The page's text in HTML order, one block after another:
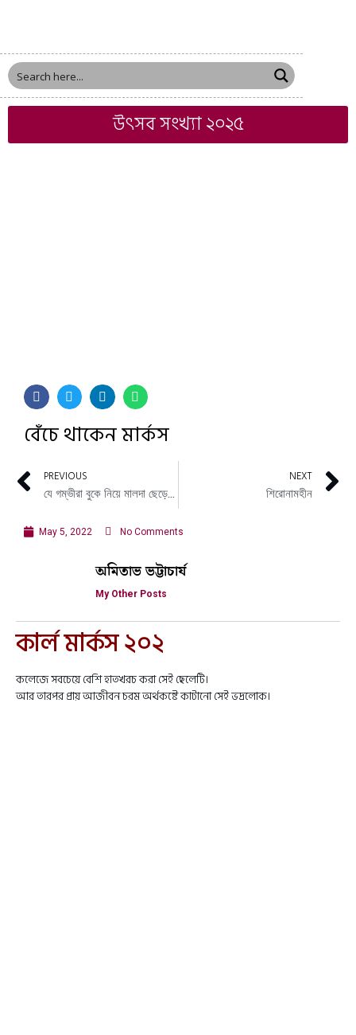
উৎসব সংখ্যা ২০২৫
বেঁচে থাকেন মার্কস
PREVIOUS
NEXT
শিরোনামহীন
May 5, 2022 No Comments
অমিতাভ ভট্টাচার্য
My Other Posts
কার্ল মার্কস ২০২
কলেজে সবচেয়ে বেশি হাতখরচ করা সেই ছেলেটি।
আর তারপর প্রায় আজীবন চরম অর্থকষ্টে কাটানো সেই ভদ্রলোক।